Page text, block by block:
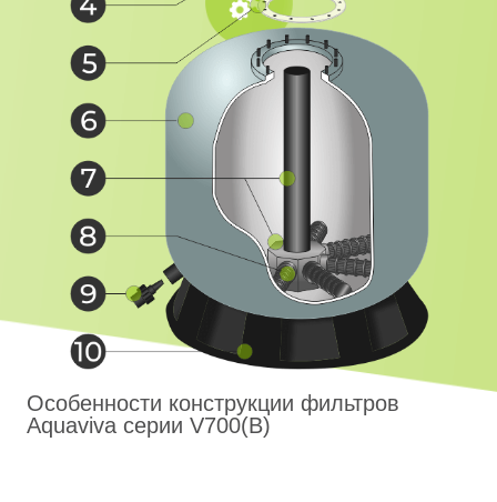
Производительность
фильтра 20,16 м³/час
Особенности конструкции фильтров
Aquaviva серии V700(B)